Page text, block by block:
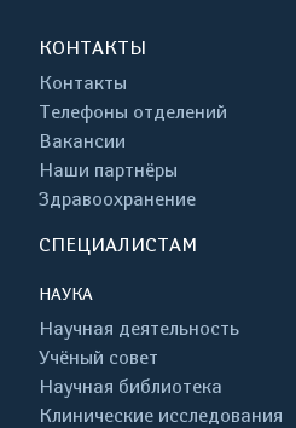
КОНТАКТЫ
Контакты
Телефоны отделений
Вакансии
Наши партнёры
Здравоохранение
СПЕЦИАЛИСТАМ
НАУКА
Научная деятельность
Учёный совет
Научная библиотека
Клинические исследования